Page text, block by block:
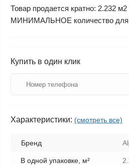
Товар продается кратно: 2.232 м2
МИНИМАЛЬНОЕ количество для
Купить в один клик
Характеристики: (смотреть все)
Бренд
В одной упаковке, м²